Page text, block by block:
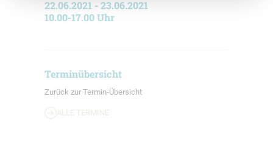
22.06.2021 - 23.06.2021
10.00-17.00 Uhr
Terminübersicht
Zurück zur Termin-Übersicht
ALLE TERMINE